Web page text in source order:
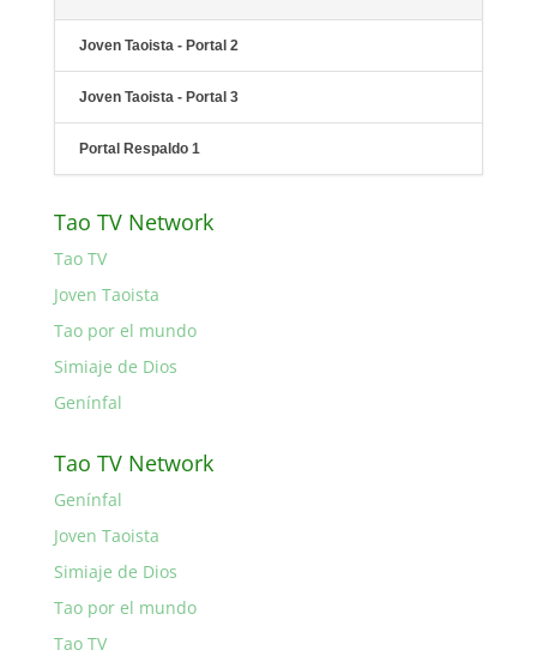
Joven Taoista - Portal 2
Joven Taoista - Portal 3
Portal Respaldo 1
Tao TV Network
Tao TV
Joven Taoista
Tao por el mundo
Simiaje de Dios
Genínfal
Tao TV Network
Genínfal
Joven Taoista
Simiaje de Dios
Tao por el mundo
Tao TV